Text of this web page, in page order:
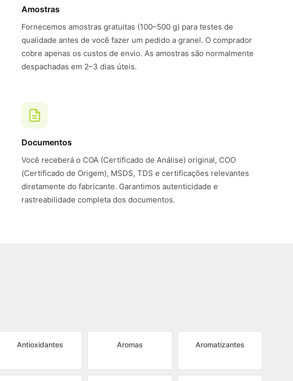
Amostras
Fornecemos amostras gratuitas (100–500 g) para testes de
qualidade antes de você fazer um pedido a granel. O comprador
cobre apenas os custos de envio. As amostras são normalmente
despachadas em 2–3 dias úteis.
Documentos
Você receberá o COA (Certificado de Análise) original, COO
(Certificado de Origem), MSDS, TDS e certificações relevantes
diretamente do fabricante. Garantimos autenticidade e
rastreabilidade completa dos documentos.
Antioxidantes Aromas Aromatizantes